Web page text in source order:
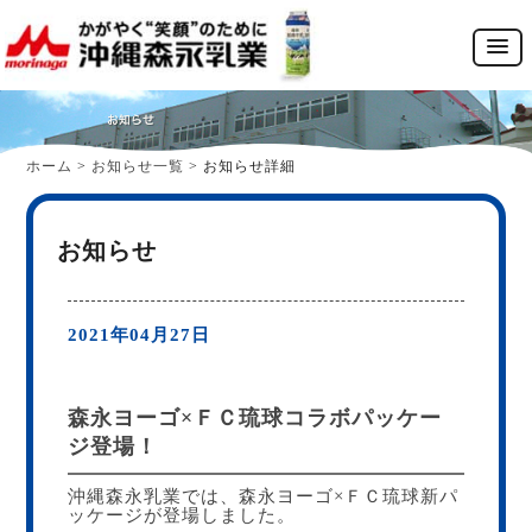
ホーム > お知らせ一覧 > お知らせ詳細
お知らせ
2021年04月27日
森永ヨーゴ×ＦＣ琉球コラボパッケー
ジ登場！
沖縄森永乳業では、森永ヨーゴ×ＦＣ琉球新パ
ッケージが登場しました。